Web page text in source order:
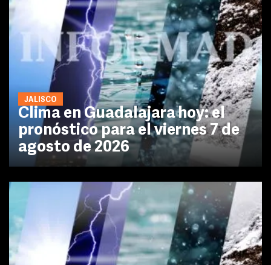
JALISCO
Clima en Guadalajara hoy: el
pronóstico para el viernes 7 de
agosto de 2026